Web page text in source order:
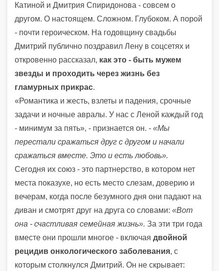
Катиной и Дмитрия Спиридонова - совсем о
другом. О настоящем. Сложном. Глубоком. А порой
- почти героическом. На годовщину свадьбы
Дмитрий публично поздравил Лену в соцсетях и
откровенно рассказал, как это - быть мужем
звезды и проходить через жизнь без
гламурных прикрас.
«Романтика и жесть, взлеты и падения, срочные
задачи и ночные авралы. У нас с Леной каждый год
- минимум за пять», - признается он. - «Мы
перестали сражаться друг с другом и начали
сражаться вместе. Это и есть любовь».
Сегодня их союз - это партнерство, в котором нет
места показухе, но есть место слезам, доверию и
вечерам, когда после безумного дня они падают на
диван и смотрят друг на друга со словами: «Вот
она - счастливая семейная жизнь». За эти три года
вместе они прошли многое - включая двойной
рецидив онкологического заболевания, с
которым столкнулся Дмитрий. Он не скрывает: